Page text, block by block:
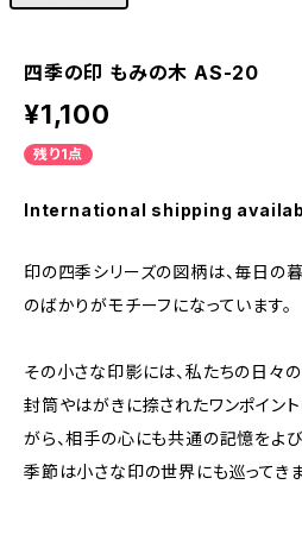
四季の印 もみの木 AS-20
¥1,100
残り1点
International shipping
印の四季シリーズの図柄は、毎日の
のばかりがモチーフになっています。
その小さな印影には、私たちの日々
封筒やはがきに捺されたワンポイン
がら、相手の心にも共通の記憶をよび
季節は小さな印の世界にも巡ってきま